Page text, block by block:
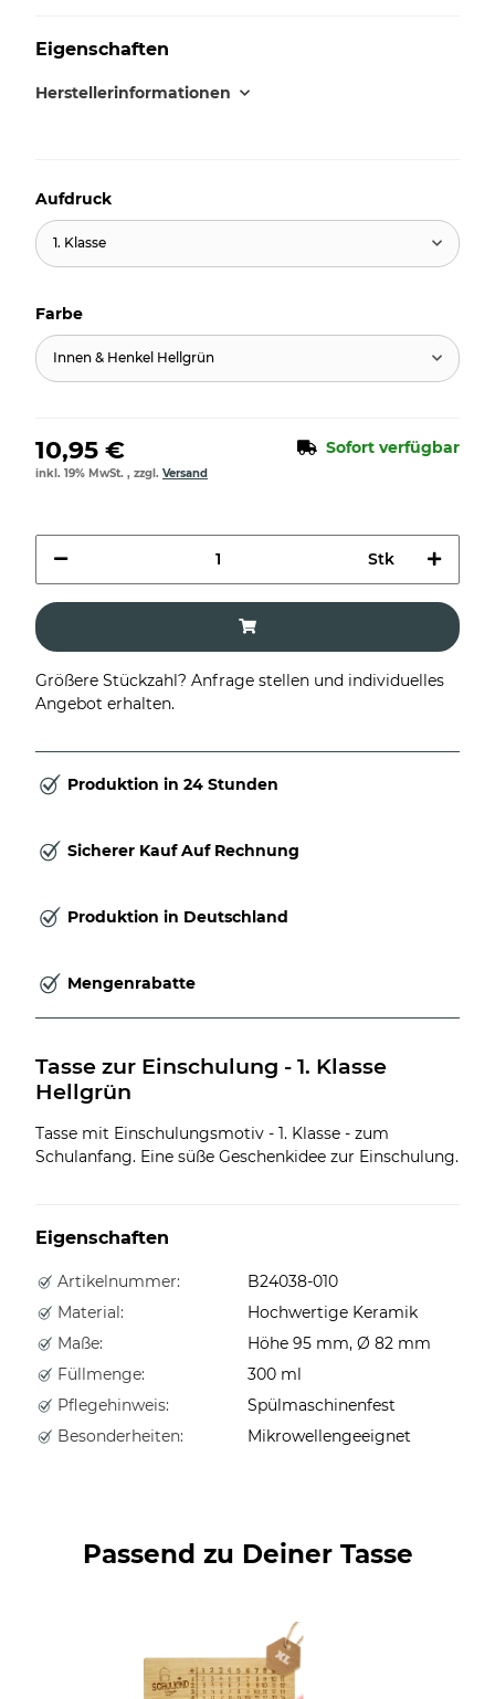
Eigenschaften
Herstellerinformationen
Aufdruck
1. Klasse
Farbe
Innen & Henkel Hellgrün
10,95 € Sofort verfügbar
inkl. 19% MwSt. , zzgl. Versand
Stk
Größere Stückzahl? Anfrage stellen und individuelles
Angebot erhalten.
Produktion in 24 Stunden
Sicherer Kauf Auf Rechnung
Produktion in Deutschland
Mengenrabatte
Tasse zur Einschulung - 1. Klasse
Hellgrün
Tasse mit Einschulungsmotiv - 1. Klasse - zum
Schulanfang. Eine süße Geschenkidee zur Einschulung.
Eigenschaften
Artikelnummer:
B24038-010
Material:
Hochwertige Keramik
Maße:
Höhe 95 mm, Ø 82 mm
Füllmenge:
300 ml
Pflegehinweis:
Spülmaschinenfest
Besonderheiten:
Mikrowellengeeignet
Passend zu Deiner Tasse